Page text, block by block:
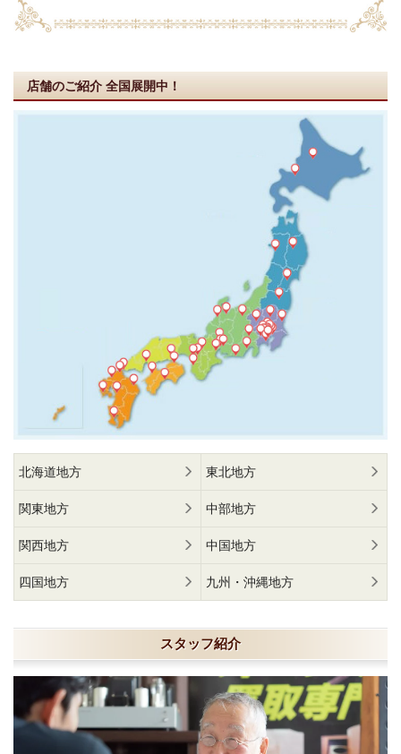
店舗のご紹介 全国展開中！
北海道地方 東北地方
関東地方 中部地方
関西地方 中国地方
四国地方 九州・沖縄地方
スタッフ紹介